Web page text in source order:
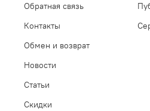
Обратная связь
Контакты
Обмен и возврат
Новости
Статьи
Скидки